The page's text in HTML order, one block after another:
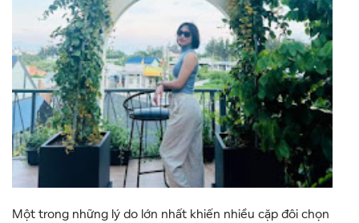
Một trong những lý do lớn nhất khiến nhiều cặp đôi chọn